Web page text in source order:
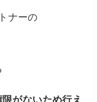
ナーの
がないため行え